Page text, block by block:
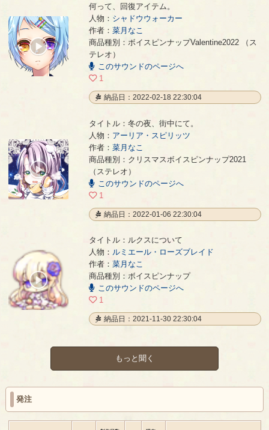
【ボイスピンナップValentine2022】何って、回復アイテム。
何って、回復アイテム。
人物： シャドウウォーカー
作者： 菜月なこ
商品種別：ボイスピンナップValentine2022 （ス
テレオ）
このサウンドのページへ
1
納品日：2022-02-18 22:30:04
冬の夜、街中にて。 - 菜月なこ
00:29
タイトル：冬の夜、街中にて。
人物： アーリア・スピリッツ
作者： 菜月なこ
商品種別：クリスマスボイスピンナップ2021
（ステレオ）
このサウンドのページへ
1
納品日：2022-01-06 22:30:04
ルクスについて - 菜月なこ
タイトル：ルクスについて
人物： ルミエール・ローズブレイド
作者： 菜月なこ
商品種別：ボイスピンナップ
このサウンドのページへ
1
納品日：2021-11-30 22:30:04
もっと聞く
発注